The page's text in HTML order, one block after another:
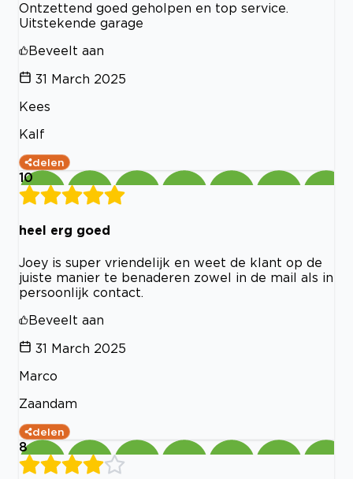
Ontzettend goed geholpen en top service.
Uitstekende garage
Beveelt aan
31 March 2025
Kees
Kalf
delen
10
heel erg goed
Joey is super vriendelijk en weet de klant op de
juiste manier te benaderen zowel in de mail als in
persoonlijk contact.
Beveelt aan
31 March 2025
Marco
Zaandam
delen
8